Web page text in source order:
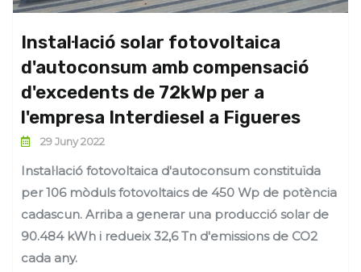
Instal·lació solar fotovoltaica
d'autoconsum amb compensació
d'excedents de 72kWp per a
l'empresa Interdiesel a Figueres
29 Juny 2022
Instal·lació fotovoltaica d'autoconsum constituïda
per 106 mòduls fotovoltaics de 450 Wp de potència
cadascun. Arriba a generar una producció solar de
90.484 kWh i redueix 32,6 Tn d'emissions de CO2
cada any.